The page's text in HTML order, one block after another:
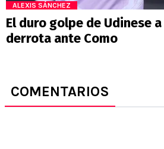
ALEXIS SÁNCHEZ
El duro golpe de Udinese
derrota ante Como
COMENTARIOS